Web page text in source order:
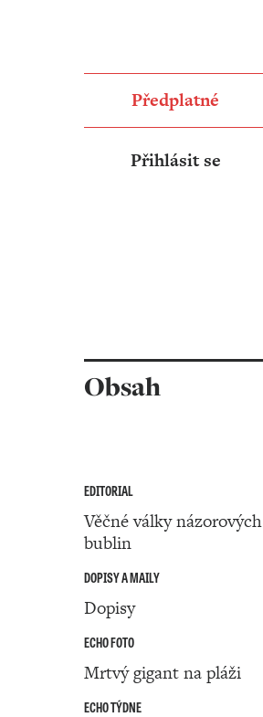
Předplatné
Přihlásit se
Obsah
EDITORIAL
Věčné války názorových
bublin
DOPISY A MAILY
Dopisy
ECHO FOTO
Mrtvý gigant na pláži
ECHO TÝDNE